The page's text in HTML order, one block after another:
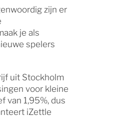
zijn er
je als
spelers
uit Stockholm
voor kleine
van 1,95%, dus
iZettle